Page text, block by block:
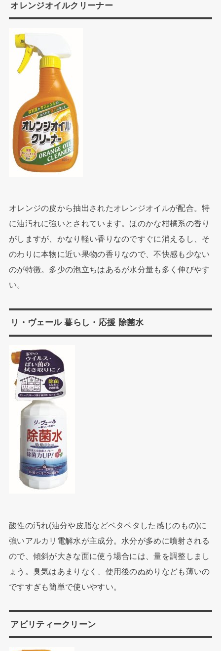
オレンジオイルクリーナー
オレンジの皮から抽出されたオレンジオイルが配合。特
に油汚れに強いとされています。ほのかな柑橘系の香り
がしますが、かなり軽い香りなのですぐに消えるし、そ
のわりに本物に近い果物の香りなので、不快感も少ない
のが特徴。多少の泡立ちはあるが水分量も多く伸びやす
い。
リ・ヴェール 暮らし・応援 除菌水
酸性の汚れ(油分や皮脂などベタベタした感じのもの)に
強いアルカリ電解水が主成分。水分が多めに噴射される
ので、傾斜が大きな面に使う場合には、量を調整しまし
ょう。臭気はあまりなく、使用後のぬめりなども薄いの
ですすぎも簡単で使いやすい。
アビリティークリーン